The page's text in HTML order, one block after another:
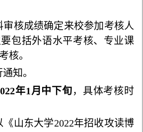
审核成绩确定来校参加考核人
包括外语水平考核、专业课
核。
知。
年1月中下旬，具体考核时
《山东大学2022年招收攻读博